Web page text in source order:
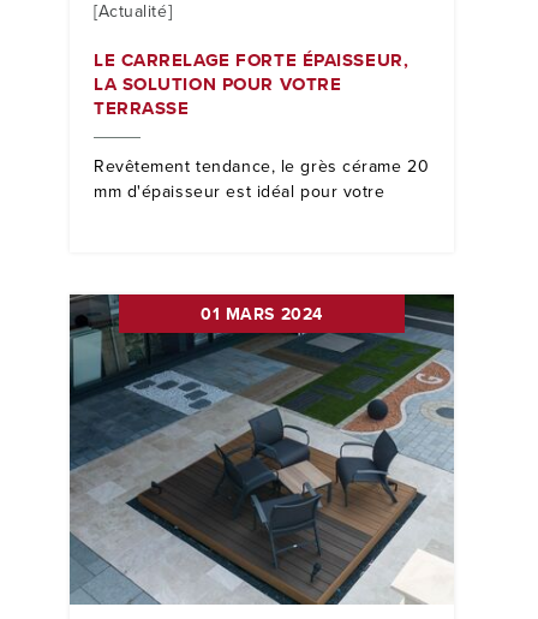
[Actualité]
LE CARRELAGE FORTE ÉPAISSEUR,
LA SOLUTION POUR VOTRE
TERRASSE
Revêtement tendance, le grès cérame 20
mm d'épaisseur est idéal pour votre
01 MARS 2024